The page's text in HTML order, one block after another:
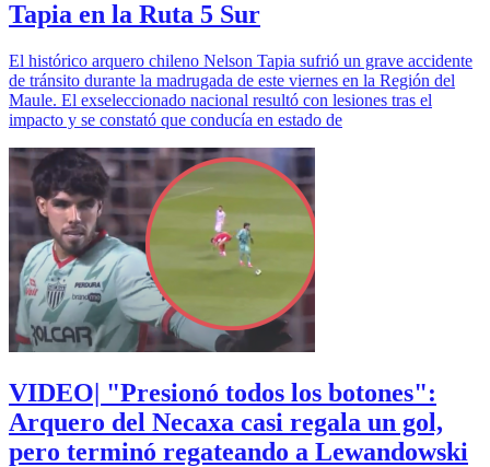
Tapia en la Ruta 5 Sur
El histórico arquero chileno Nelson Tapia sufrió un grave accidente
de tránsito durante la madrugada de este viernes en la Región del
Maule. El exseleccionado nacional resultó con lesiones tras el
impacto y se constató que conducía en estado de
VIDEO| "Presionó todos los botones":
Arquero del Necaxa casi regala un gol,
pero terminó regateando a Lewandowski